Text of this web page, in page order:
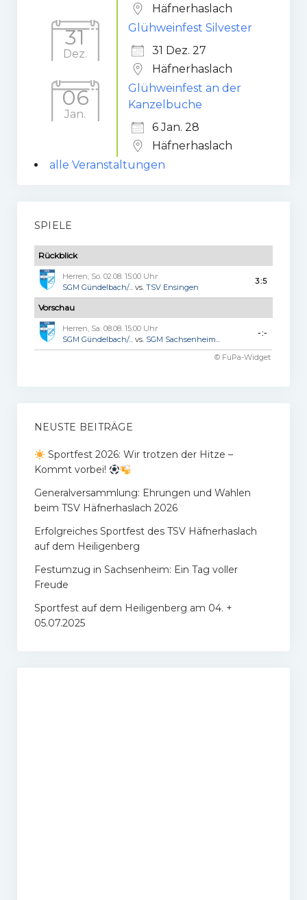
Häfnerhaslach
31
Dez.
Glühweinfest Silvester
31 Dez. 27
Häfnerhaslach
06
Jan.
Glühweinfest an der
Kanzelbuche
6 Jan. 28
Häfnerhaslach
alle Veranstaltungen
SPIELE
Rückblick
Herren, So. 02.08. 15:00 Uhr
SGM Gündelbach/...vs. TSV Ensingen
3:5
Vorschau
Herren, Sa. 08.08. 15:00 Uhr
SGM Gündelbach/...vs. SGM Sachsenheim...
-:-
© FuPa-Widget
NEUSTE BEITRÄGE
Sportfest 2026: Wir trotzen der Hitze –
Kommt vorbei!
Generalversammlung: Ehrungen und Wahlen
beim TSV Häfnerhaslach 2026
Erfolgreiches Sportfest des TSV Häfnerhaslach
auf dem Heiligenberg
Festumzug in Sachsenheim: Ein Tag voller
Freude
Sportfest auf dem Heiligenberg am 04. +
05.07.2025